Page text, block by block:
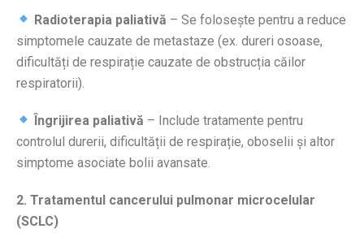
Radioterapia paliativă – Se folosește pentru a reduce
simptomele cauzate de metastaze (ex. dureri osoase,
dificultăți de respirație cauzate de obstrucția căilor
respiratorii).
Îngrijirea paliativă – Include tratamente pentru
controlul durerii, dificultății de respirație, oboselii și altor
simptome asociate bolii avansate.
2. Tratamentul cancerului pulmonar microcelular
(SCLC)